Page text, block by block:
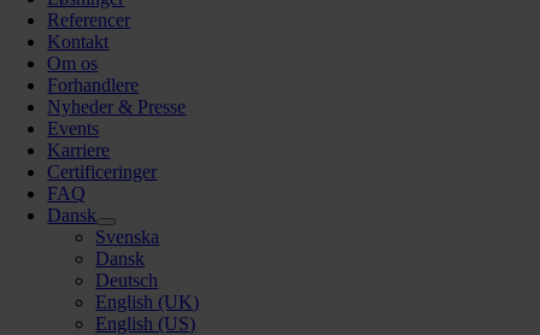
Referencer
Kontakt
Om os
Forhandlere
Nyheder & Presse
Events
Karriere
Certificeringer
FAQ
Dansk
Svenska
Dansk
Deutsch
English (UK)
English (US)